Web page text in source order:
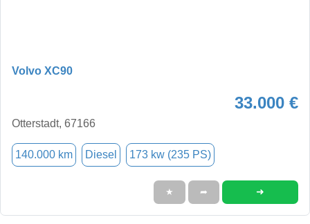
Volvo XC90
33.000 €
Otterstadt, 67166
140.000 km Diesel 173 kw (235 PS)
★ ➦ ➜